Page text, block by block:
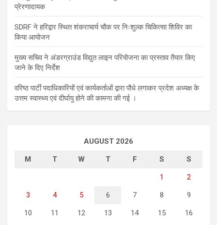
प्रेरणादायक
SDRF ने हरिद्वार स्थित शंकराचार्य चौक पर निःशुल्क चिकित्सा शिविर का
किया आयोजन
मुख्य सचिव ने अंडरग्राउंड विद्युत लाइन परियोजना का प्रस्ताव तैयार किए
जाने के दिए निर्देश
वरिष्ठ पार्टी पदाधिकारियों एवं कार्यकर्ताओं द्वारा पौधे लगाकर प्रदेश अध्यक्ष के
उत्तम स्वास्थ्य एवं दीर्घायु होने की कामना की गई ।
AUGUST 2026
M T W T F S S
1 2
3 4 5 6 7 8 9
10 11 12 13 14 15 16